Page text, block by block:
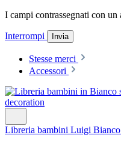
I campi contrassegnati con
Interrompi Invia
Stesse merci
Accessori
Libreria bambini Luigi